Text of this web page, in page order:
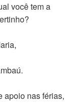
você tem a
apoio nas férias,